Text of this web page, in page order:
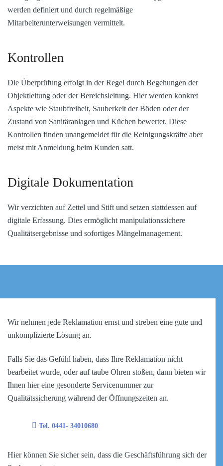
werden definiert und durch regelmäßige
Mitarbeiterunterweisungen vermittelt.
Kontrollen
Die Überprüfung erfolgt in der Regel durch Begehungen der
Objektleitung oder der Bereichsleitung. Hier werden konkret
Aspekte wie Staubfreiheit, Sauberkeit der Böden oder der
Zustand von Sanitäranlagen und Küchen bewertet. Diese
Kontrollen finden unangemeldet für die Reinigungskräfte aber
meist mit Anmeldung beim Kunden satt.
Digitale Dokumentation
Wir verzichten auf Zettel und Stift und setzen stattdessen auf
digitale Erfassung. Dies ermöglicht manipulationssichere
Qualitätsergebnisse und sofortiges Mängelmanagement.
Wir nehmen jede Reklamation ernst und streben eine gute und
unkomplizierte Lösung an.
Falls Sie das Gefühl haben, dass Ihre Reklamation nicht
bearbeitet wurde, oder auf taube Ohren stoßen, dann bieten wir
Ihnen hier eine gesonderte Servicenummer zur
Qualitätssicherung während der Öffnungszeiten an.
Tel. 0441- 34010680
Hier können Sie sicher sein, dass die Geschäftsführung sich der